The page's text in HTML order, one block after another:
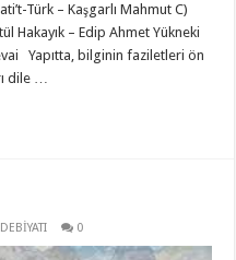
Türk – Kaşgarlı Mahmut C)
Hakayık – Edip Ahmet Yükneki
Yapıtta, bilginin faziletleri ön
dile …
0